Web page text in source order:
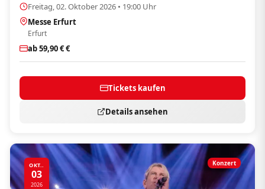
Freitag, 02. Oktober 2026 • 19:00 Uhr
Messe Erfurt
Erfurt
ab 59,90 € €
Tickets kaufen
Details ansehen
OKT..
03
2026
Konzert